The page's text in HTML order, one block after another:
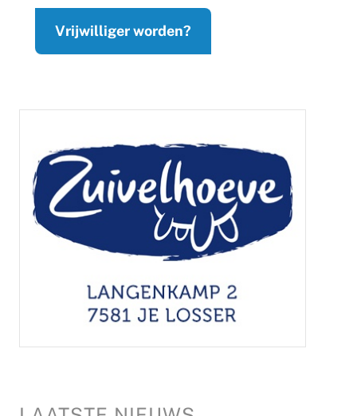
Vrijwilliger worden?